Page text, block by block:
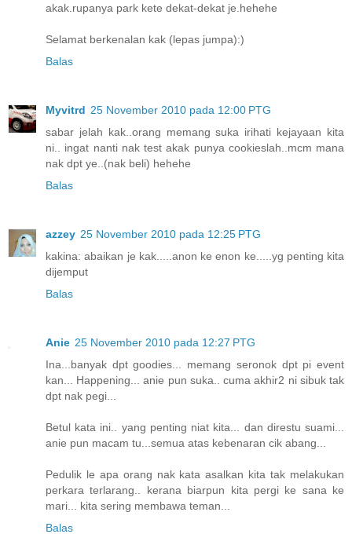
akak.rupanya park kete dekat-dekat je.hehehe
Selamat berkenalan kak (lepas jumpa):)
Balas
Myvitrd 25 November 2010 pada 12:00 PTG
sabar jelah kak..orang memang suka irihati kejayaan kita
ni.. ingat nanti nak test akak punya cookieslah..mcm mana
nak dpt ye..(nak beli) hehehe
Balas
azzey 25 November 2010 pada 12:25 PTG
kakina: abaikan je kak.....anon ke enon ke.....yg penting kita
dijemput
Balas
Anie 25 November 2010 pada 12:27 PTG
Ina...banyak dpt goodies... memang seronok dpt pi event
kan... Happening... anie pun suka.. cuma akhir2 ni sibuk tak
dpt nak pegi...
Betul kata ini.. yang penting niat kita... dan direstu suami...
anie pun macam tu...semua atas kebenaran cik abang...
Pedulik le apa orang nak kata asalkan kita tak melakukan
perkara terlarang.. kerana biarpun kita pergi ke sana ke
mari... kita sering membawa teman...
Balas